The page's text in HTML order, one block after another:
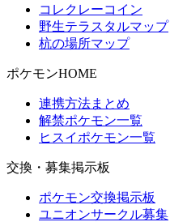
コレクレーコイン
野生テラスタルマップ
杭の場所マップ
ポケモンHOME
連携方法まとめ
解禁ポケモン一覧
ヒスイポケモン一覧
交換・募集掲示板
ポケモン交換掲示板
ユニオンサークル募集